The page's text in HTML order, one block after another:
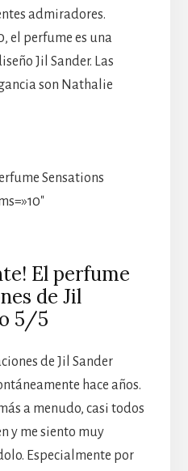
admiradores.
el perfume es una
Jil Sander. Las
son Nathalie
Sensations
El perfume
de Jil
5/5
de Jil Sander
hace años.
a menudo, casi todos
y me siento muy
Especialmente por